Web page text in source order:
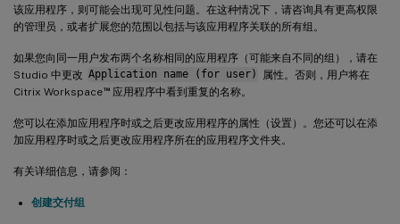
该应用程序，则可能会出现可见性问题。在这种情况下，请咨询具有更高权限
的管理员，或者扩展您的范围以包括与该应用程序关联的所有组。
如果您向同一用户发布两个名称相同的应用程序（可能来自不同的组），请在
Studio 中更改 Application name (for user)
属性。否则，用户将在
Citrix Workspace™应用程序中看到重复的名称。
您可以在添加应用程序时或之后更改应用程序的属性（设置）。您还可以在添
加应用程序时或之后更改应用程序所在的应用程序文件夹。
有关详细信息，请参阅：
创建交付组